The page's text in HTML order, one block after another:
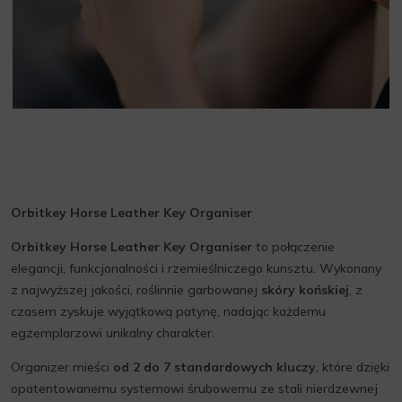
Orbitkey Horse Leather Key Organiser
Orbitkey Horse Leather Key Organiser to połączenie
elegancji, funkcjonalności i rzemieślniczego kunsztu. Wykonany
z najwyższej jakości, roślinnie garbowanej skóry końskiej, z
czasem zyskuje wyjątkową patynę, nadając każdemu
egzemplarzowi unikalny charakter.
Organizer mieści od 2 do 7 standardowych kluczy, które dzięki
opatentowanemu systemowi śrubowemu ze stali nierdzewnej